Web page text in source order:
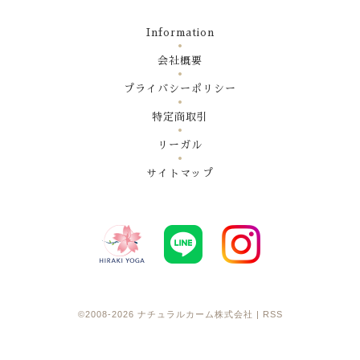
Information
会社概要
プライバシーポリシー
特定商取引
リーガル
サイトマップ
©2008-2026 ナチュラルカーム株式会社 RSS